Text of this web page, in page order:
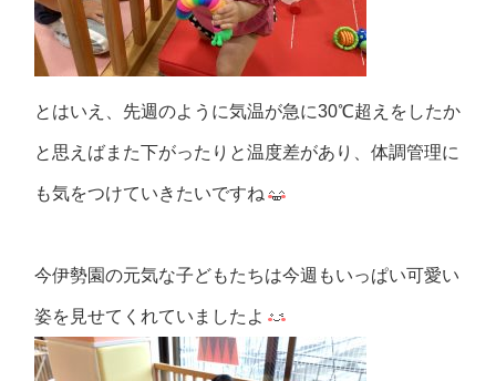
とはいえ、先週のように気温が急に30℃超えをしたか
と思えばまた下がったりと温度差があり、体調管理に
も気をつけていきたいですね
今伊勢園の元気な子どもたちは今週もいっぱい可愛い
姿を見せてくれていましたよ